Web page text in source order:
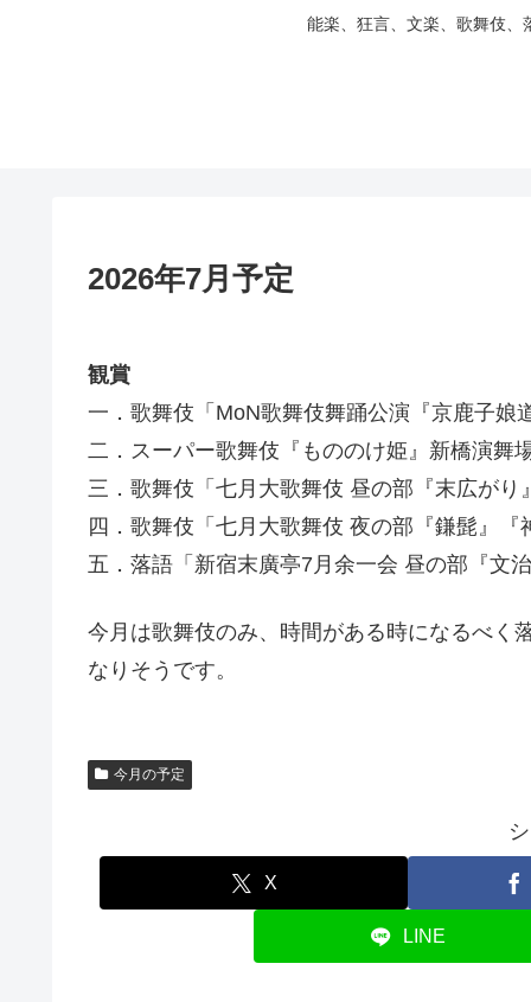
能楽、狂言、文楽、歌舞伎、
2026年7月予定
観賞
一．歌舞伎「MoN歌舞伎舞踊公演『京鹿子娘
二．スーパー歌舞伎『もののけ姫』新橋演舞
三．歌舞伎「七月大歌舞伎 昼の部『末広が
四．歌舞伎「七月大歌舞伎 夜の部『鎌髭』
五．落語「新宿末廣亭7月余一会 昼の部『文
今月は歌舞伎のみ、時間がある時になるべく
なりそうです。
今月の予定
X
LINE